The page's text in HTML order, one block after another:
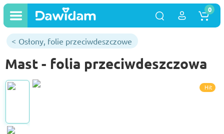
0
Osłony, folie przeciwdeszczowe
Mast - folia przeciwdeszczowa
Hit